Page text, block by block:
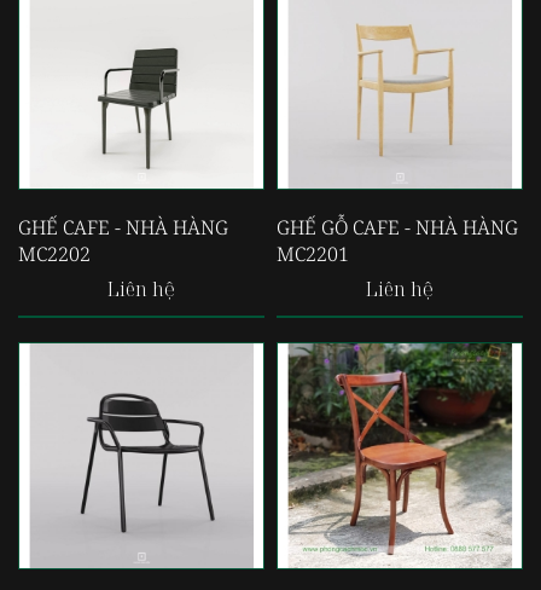
GHẾ CAFE - NHÀ HÀNG
MC2202
Liên hệ
GHẾ GỖ CAFE - NHÀ HÀNG
MC2201
Liên hệ